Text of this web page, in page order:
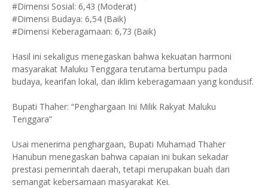
#Dimensi Sosial: 6,43 (Moderat)
#Dimensi Budaya: 6,54 (Baik)
#Dimensi Keberagamaan: 6,73 (Baik)
Hasil ini sekaligus menegaskan bahwa kekuatan harmoni
masyarakat Maluku Tenggara terutama bertumpu pada
budaya, kearifan lokal, dan iklim keberagamaan yang kondusif.
Bupati Thaher: “Penghargaan Ini Milik Rakyat Maluku
Tenggara”
Usai menerima penghargaan, Bupati Muhamad Thaher
Hanubun menegaskan bahwa capaian ini bukan sekadar
prestasi pemerintah daerah, tetapi merupakan buah dari
semangat kebersamaan masyarakat Kei.